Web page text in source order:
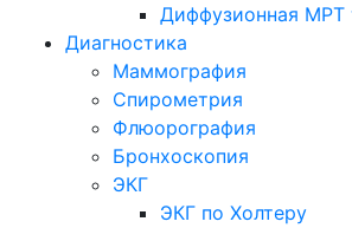
Диффузионная МРТ
Диагностика
Маммография
Спирометрия
Флюорография
Бронхоскопия
ЭКГ
ЭКГ по Холтеру